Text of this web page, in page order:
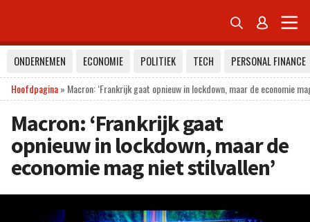
 
ONDERNEMEN ECONOMIE POLITIEK TECH
PERSONAL FINANCE
Hoofdpagina» Macron: ‘Frankrijk gaat opnieuw in lockdown, maar de economie
Macron: ‘Frankrijk gaat
opnieuw in lockdown, maar de
economie mag niet stilvallen’